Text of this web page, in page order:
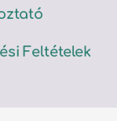
Feltételek